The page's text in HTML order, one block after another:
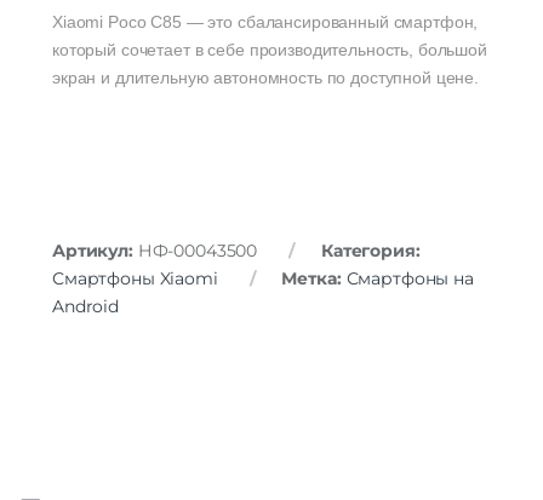
Xiaomi Poco C85 — это сбалансированный смартфон,
который сочетает в себе производительность, большой
экран и длительную автономность по доступной цене.
Артикул: НФ-00043500
Категория:
Смартфоны Xiaomi
Метка: Смартфоны на
Android